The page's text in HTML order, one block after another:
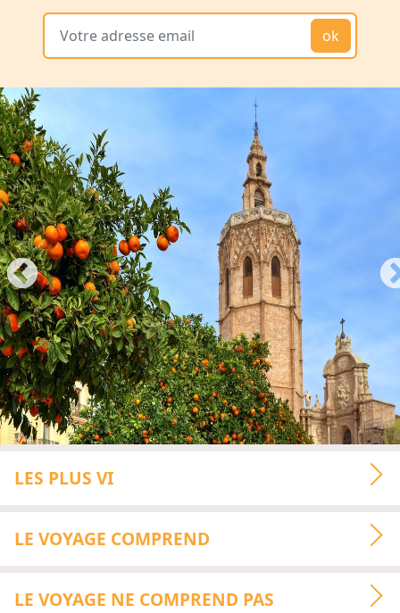
ok
LES PLUS VI
LE VOYAGE COMPREND
LE VOYAGE NE COMPREND PAS